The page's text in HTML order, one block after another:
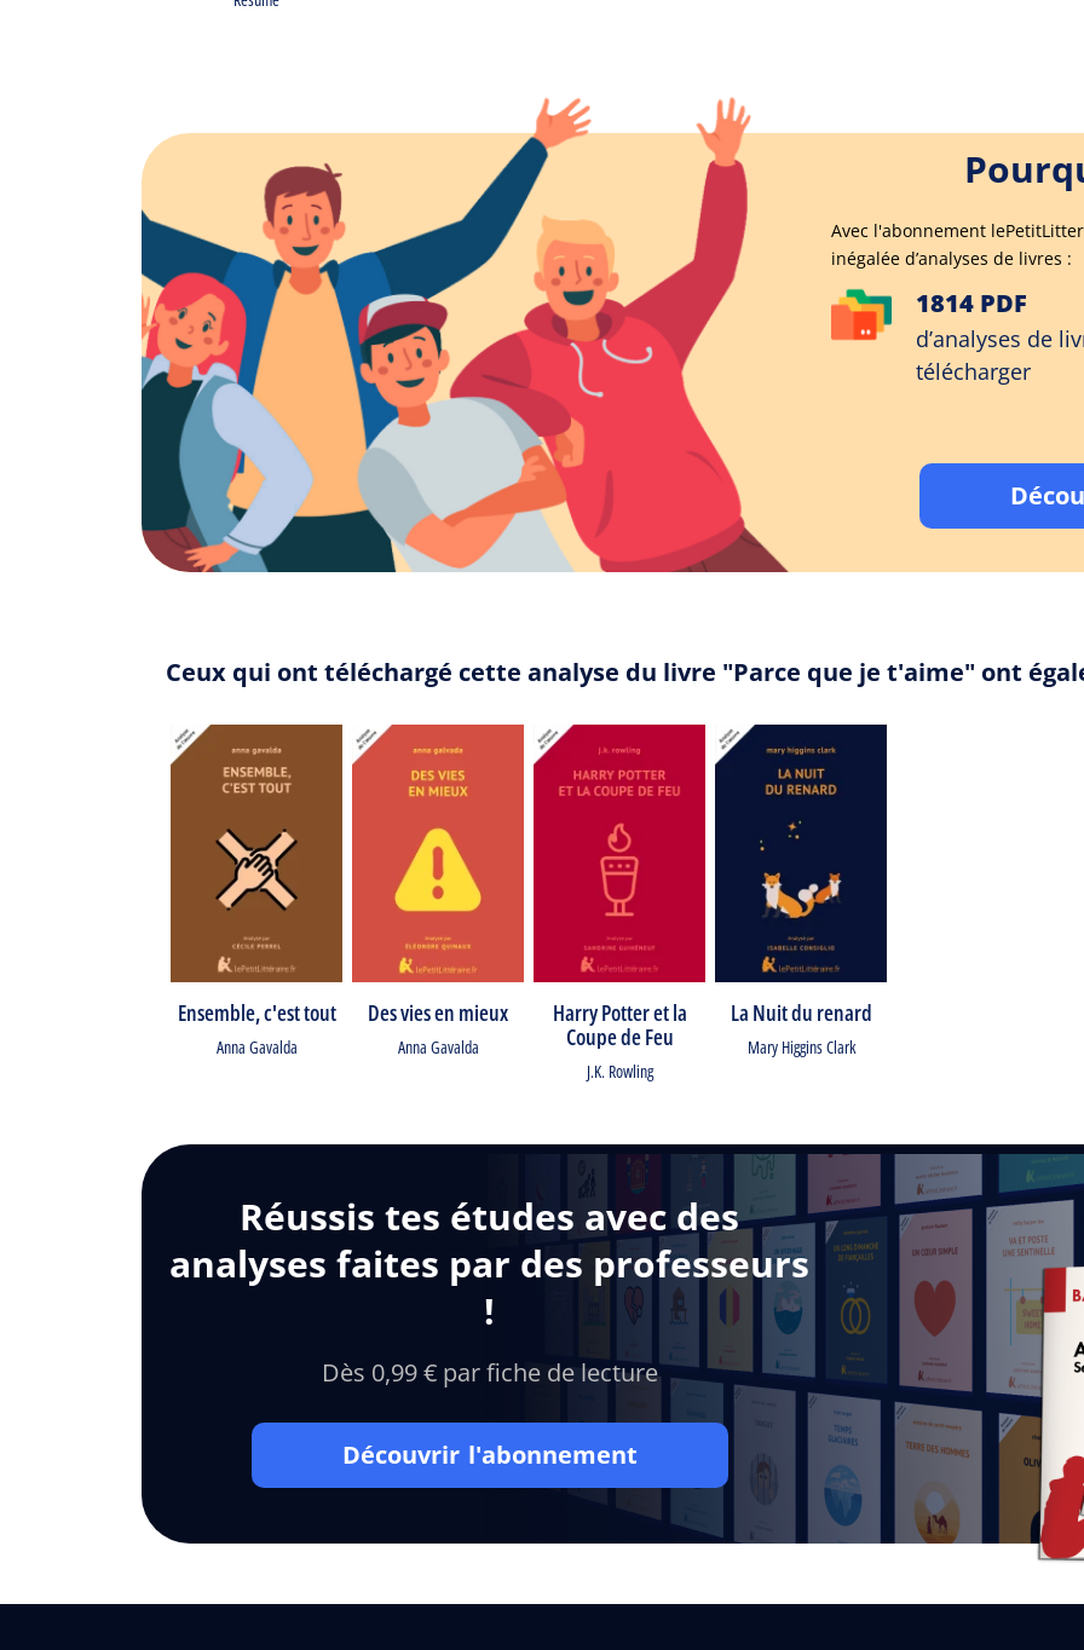
Avec l'abonnement
inégalée d’analyses de livres :
1814 PDF
d’analyses de
télécharger
Ceux qui ont téléchargé cette analyse du livre "Parce que je t'aime" ont
Ensemble, c'est tout
Anna Gavalda
Des vies en mieux
Anna Gavalda
Harry Potter et la
Coupe de Feu
J.K. Rowling
La Nuit du renard
Mary Higgins Clark
Réussis tes études avec des
analyses faites par des professeurs
!
Dès 0,99 € par fiche de lecture
Découvrir l'abonnement